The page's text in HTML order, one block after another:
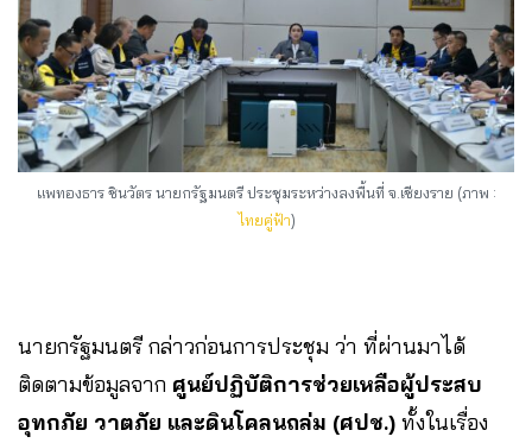
แพทองธาร ชินวัตร นายกรัฐมนตรี ประชุมระหว่างลงพื้นที่ จ.เชียงราย (ภาพ :
ไทยคู่ฟ้า)
นายก​รัฐมนตรี​ กล่าวก่อนการประชุม ว่า​ ที่ผ่านมาได้
ติดตามข้อมูลจาก ศูนย์ปฏิบัติการช่วยเหลือผู้ประสบ
อุทกภัย วาตภัย และดินโคลนถล่ม​ (ศปช.) ทั้งในเรื่อง